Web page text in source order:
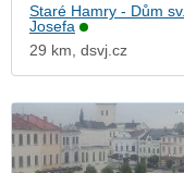
Staré Hamry - Dům sv.
Josefa
29 km, dsvj.cz